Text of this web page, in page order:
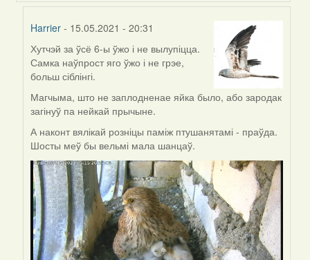
Harrier - 15.05.2021 - 20:31
In
reply
to
by
svetlana
Хутчэй за ўсё 6-ы ўжо і не вылупіцца.
Самка наўпрост яго ўжо і не грэе,
больш сіблінгі.
Магчыма, што не заплодненае яйка было, або зародак
загінуў па нейкай прычыне.
А наконт вялікай розніцы паміж птушанятамі - праўда.
Шосты меў бы вельмі мала шанцаў.